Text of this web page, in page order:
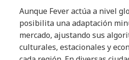
Aunque Fever actúa a nivel
posibilita una adaptación
mercado, ajustando sus
culturales, estacionales y